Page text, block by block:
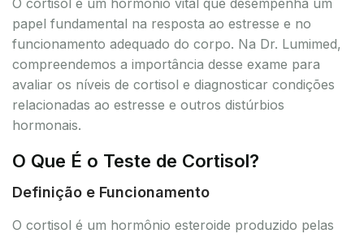
papel fundamental na resposta ao estresse e no
funcionamento adequado do corpo. Na Dr. Lumimed,
compreendemos a importância desse exame para
avaliar os níveis de cortisol e diagnosticar condições
relacionadas ao estresse e outros distúrbios
hormonais.
O Que É o Teste de Cortisol?
Definição e Funcionamento
O cortisol é um hormônio esteroide produzido pelas